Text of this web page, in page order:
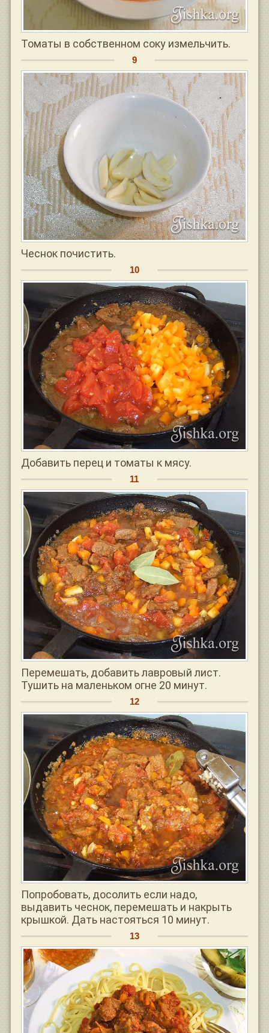
Томаты в собственном соку измельчить.
Чеснок почистить.
Добавить перец и томаты к мясу.
Перемешать, добавить лавровый лист.
Тушить на маленьком огне 20 минут.
Попробовать, досолить если надо,
выдавить чеснок, перемешать и накрыть
крышкой. Дать настояться 10 минут.